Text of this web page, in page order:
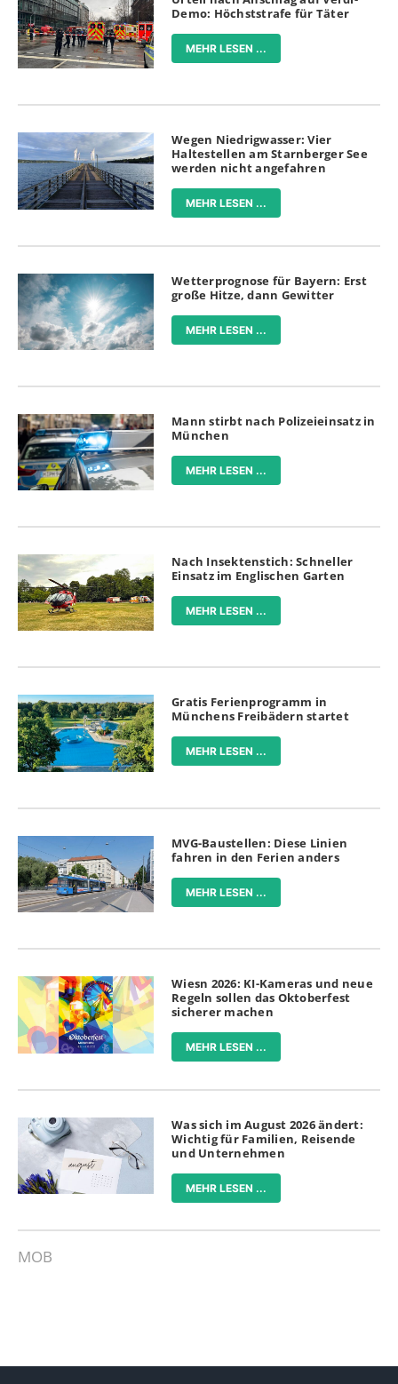
Demo: Höchststrafe für Täter
MEHR LESEN ...
Wegen Niedrigwasser: Vier
Haltestellen am Starnberger See
werden nicht angefahren
MEHR LESEN ...
Wetterprognose für Bayern: Erst
große Hitze, dann Gewitter
MEHR LESEN ...
Mann stirbt nach Polizeieinsatz in
München
MEHR LESEN ...
Nach Insektenstich: Schneller
Einsatz im Englischen Garten
MEHR LESEN ...
Gratis Ferienprogramm in
Münchens Freibädern startet
MEHR LESEN ...
MVG-Baustellen: Diese Linien
fahren in den Ferien anders
MEHR LESEN ...
Wiesn 2026: KI-Kameras und neue
Regeln sollen das Oktoberfest
sicherer machen
MEHR LESEN ...
Was sich im August 2026 ändert:
Wichtig für Familien, Reisende
und Unternehmen
MEHR LESEN ...
MOB